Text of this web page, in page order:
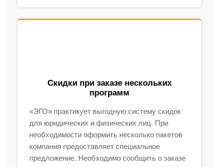
Скидки при заказе нескольких
программ
«ЭГО» практикует выгодную систему скидок
для юридических и физических лиц. При
необходимости оформить несколько пакетов
компания предоставляет специальное
предложение. Необходимо сообщить о заказе